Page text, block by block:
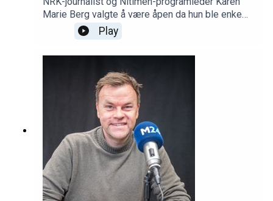
Marie Berg valgte å være åpen da hun ble enke
med to små barn. Nå bruker hun erfaringen til å få
andre til å åpne opp til henne som journalist.
Programleder: Jan Magnus Weiberg-Aurdal
Play